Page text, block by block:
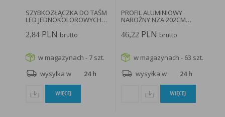
SZYBKOZŁĄCZKA DO TAŚM
LED JEDNOKOLOROWYCH
8MM...
2,84 PLN brutto
w magazynach - 7 szt.
wysyłka w
24 h
WIĘCEJ
PROFIL ALUMINIOWY
NAROŻNY NZA 202CM
46,22 PLN brutto
w magazynach - 63 szt.
wysyłka w
24 h
WIĘCEJ